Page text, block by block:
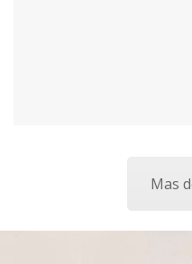
Mas